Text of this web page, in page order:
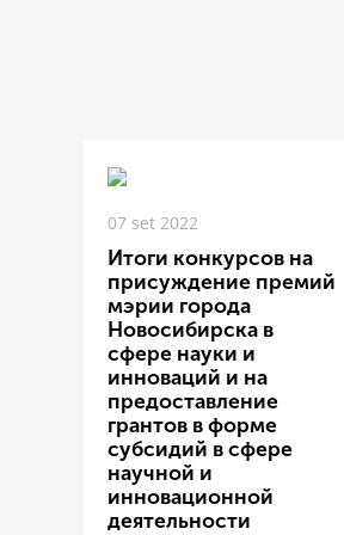
07 set 2022
Итоги конкурсов на
присуждение премий
мэрии города
Новосибирска в
сфере науки и
инноваций и на
предоставление
грантов в форме
субсидий в сфере
научной и
инновационной
деятельности